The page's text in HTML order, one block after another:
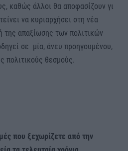
καθώς άλλοι θα αποφασίζουν γι
να κυριαρχήσει στη νέα
της απαξίωσης των πολιτικών
σε μία, άνευ προηγουμένου,
πολιτικούς θεσμούς.
που ξεχωρίζετε από την